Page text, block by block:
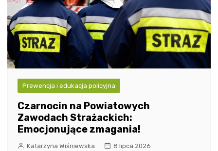
Prewencja i edukacja policyjna
Czarnocin na Powiatowych
Zawodach Strażackich:
Emocjonujące zmagania!
Katarzyna Wiśniewska 8 lipca 2026